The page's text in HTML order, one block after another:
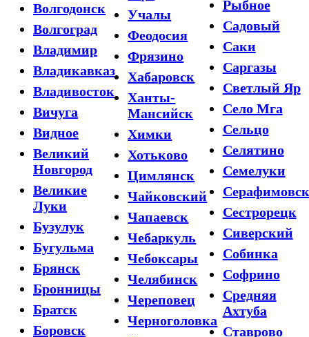
Волгодонск
Волгоград
Владимир
Владикавказ
Владивосток
Вичуга
Видное
Великий
Новгород
Великие
Луки
Бузулук
Бугульма
Брянск
Бронницы
Братск
Боровск
Учалы
Феодосия
Фрязино
Хабаровск
Ханты-
Мансийск
Химки
Хотьково
Цимлянск
Чайковский
Чапаевск
Чебаркуль
Чебоксары
Челябинск
Череповец
Черноголовка
Рыбное
Садовый
Саки
Саргазы
Светлый Яр
Село Мга
Сельцо
Селятино
Семелуки
Сестрорецк
Сиверский
Собинка
Софрино
Средняя
Ахтуба
Ставрово